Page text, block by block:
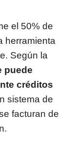
el 50% de
herramienta
Según la
puede
créditos
sistema de
facturan de